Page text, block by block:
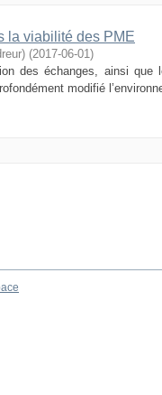
la viabilité des PME
(2017-06-01)
des échanges, ainsi
modifié